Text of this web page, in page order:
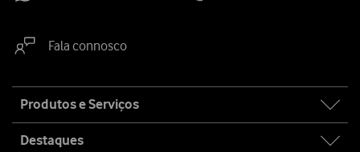
Fala connosco
map
Produtos e Serviços
Destaques